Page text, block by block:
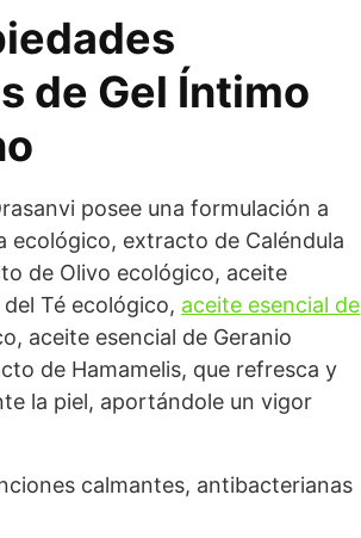
de Gel Íntimo
posee una formulación a
ecológico, extracto de Caléndula
de Olivo ecológico, aceite
Té ecológico, aceite esencial de
aceite esencial de Geranio
de Hamamelis, que refresca y
la piel, aportándole un vigor
calmantes, antibacterianas